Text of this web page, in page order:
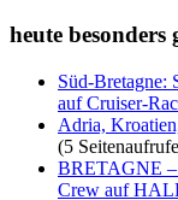
heute besonders
Süd-Bretagne:
auf Cruiser-
Adria,
(5
BRETAGNE
Crew auf